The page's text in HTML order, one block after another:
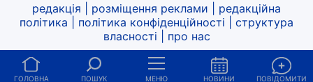
редакція розміщення реклами
редакційна
політика
політика конфіденційності
структура
власності
про нас
ГОЛОВНА ПОШУК МЕНЮ НОВИНИ ПОВІДОМИТИ